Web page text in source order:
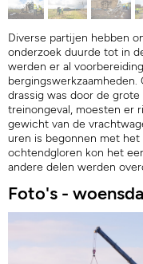
Diverse partijen hebben
onderzoek duurde tot in
werden er al
drassig was door de
treinongeval, moesten er
gewicht van de
uren is begonnen met
ochtendgloren kon het
andere delen werden
Foto's -